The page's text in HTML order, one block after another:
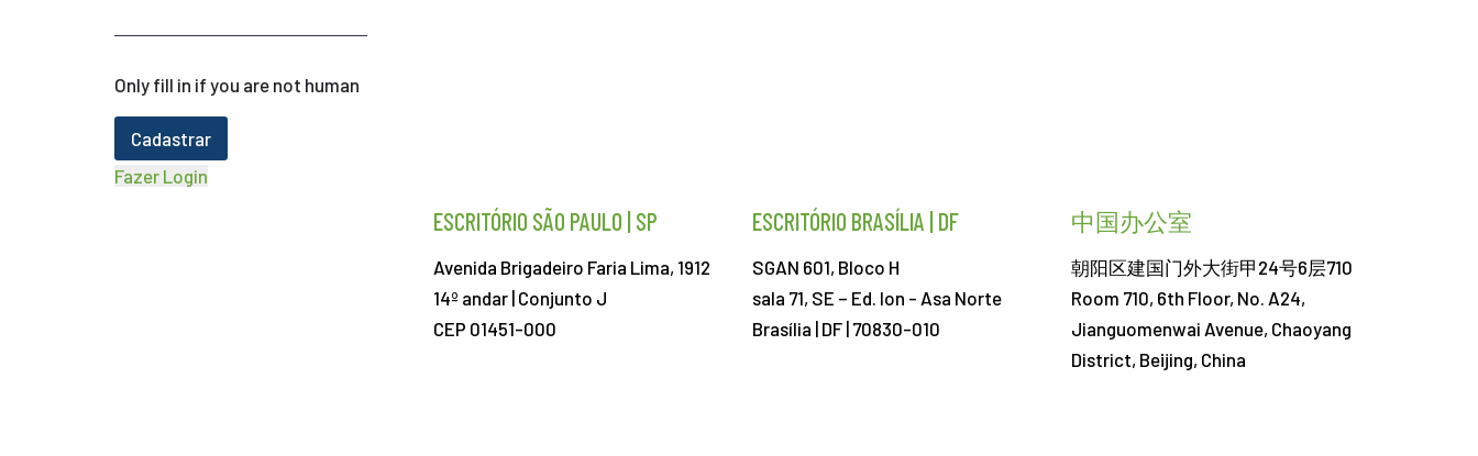
Only fill in if you are not human
Fazer Login
ESCRITÓRIO SÃO PAULO | SP
Avenida Brigadeiro Faria Lima, 1912
14º andar | Conjunto J
CEP 01451-000
ESCRITÓRIO BRASÍLIA | DF
SGAN 601, Bloco H
sala 71, SE – Ed. Ion - Asa Norte
Brasília | DF | 70830-010
中国办公室
朝阳区建国门外大街甲24号6层710
Room 710, 6th Floor, No. A24,
Jianguomenwai Avenue, Chaoyang
District, Beijing, China